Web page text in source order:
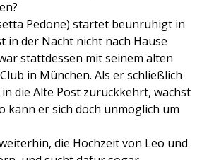
Pedone) startet beunruhigt in
in der Nacht nicht nach Hause
stattdessen mit seinem alten
in München. Als er schließlich
die Alte Post zurückkehrt, wächst
kann er sich doch unmöglich um
die Hochzeit von Leo und